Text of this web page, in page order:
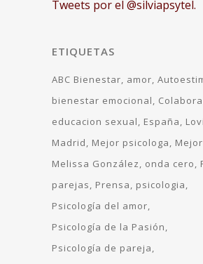
Tweets por el @silviapsytel.
ETIQUETAS
ABC Bienestar amor
bienestar emocional
educacion sexual
España
Madrid
Mejor psicologa
Melissa González
onda cero
parejas
Prensa
psicologia
Psicología del amor
Psicología de la Pasión
Psicología de pareja